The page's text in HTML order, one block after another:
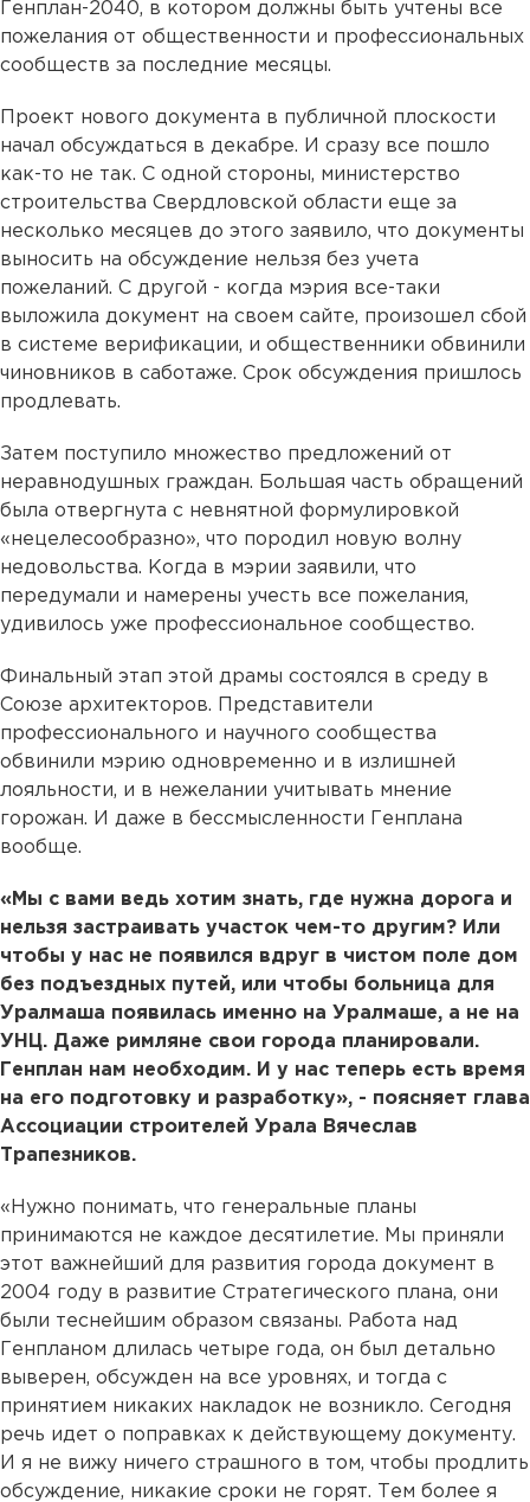
Генплан-2040, в котором должны быть учтены все
пожелания от общественности и профессиональных
сообществ за последние месяцы.
Проект нового документа в публичной плоскости
начал обсуждаться в декабре. И сразу все пошло
как-то не так. С одной стороны, министерство
строительства Свердловской области еще за
несколько месяцев до этого заявило, что документы
выносить на обсуждение нельзя без учета
пожеланий. С другой - когда мэрия все-таки
выложила документ на своем сайте, произошел сбой
в системе верификации, и общественники обвинили
чиновников в саботаже. Срок обсуждения пришлось
продлевать.
Затем поступило множество предложений от
неравнодушных граждан. Большая часть обращений
была отвергнута с невнятной формулировкой
«нецелесообразно», что породил новую волну
недовольства. Когда в мэрии заявили, что
передумали и намерены учесть все пожелания,
удивилось уже профессиональное сообщество.
Финальный этап этой драмы состоялся в среду в
Союзе архитекторов. Представители
профессионального и научного сообщества
обвинили мэрию одновременно и в излишней
лояльности, и в нежелании учитывать мнение
горожан. И даже в бессмысленности Генплана
вообще.
«Мы с вами ведь хотим знать, где нужна дорога и
нельзя застраивать участок чем-то другим? Или
чтобы у нас не появился вдруг в чистом поле дом
без подъездных путей, или чтобы больница для
Уралмаша появилась именно на Уралмаше, а не на
УНЦ. Даже римляне свои города планировали.
Генплан нам необходим. И у нас теперь есть время
на его подготовку и разработку», - поясняет глава
Ассоциации строителей Урала Вячеслав
Трапезников.
«Нужно понимать, что генеральные планы
принимаются не каждое десятилетие. Мы приняли
этот важнейший для развития города документ в
2004 году в развитие Стратегического плана, они
были теснейшим образом связаны. Работа над
Генпланом длилась четыре года, он был детально
выверен, обсужден на все уровнях, и тогда с
принятием никаких накладок не возникло. Сегодня
речь идет о поправках к действующему документу.
И я не вижу ничего страшного в том, чтобы продлить
обсуждение, никакие сроки не горят. Тем более я